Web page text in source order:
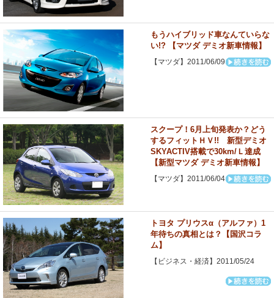
もうハイブリッド車なんていらな
い!? 【マツダ デミオ新車情報】
【マツダ】2011/06/09
スクープ！6月上旬発表か？どう
するフィットＨＶ!! 新型デミオ
SKYACTIV搭載で30km/Ｌ達成
【新型マツダ デミオ新車情報】
【マツダ】2011/06/04
トヨタ プリウスα（アルファ）1
年待ちの真相とは？【国沢コラ
ム】
【ビジネス・経済】2011/05/24